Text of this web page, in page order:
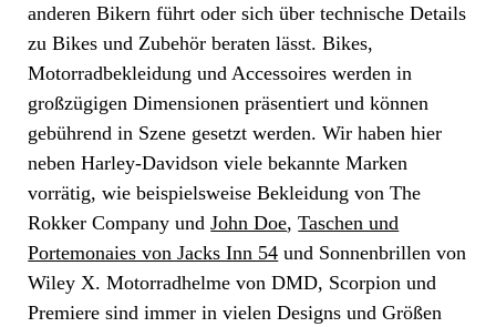
anderen Bikern führt oder sich über technische Details
zu Bikes und Zubehör beraten lässt. Bikes,
Motorradbekleidung und Accessoires werden in
großzügigen Dimensionen präsentiert und können
gebührend in Szene gesetzt werden. Wir haben hier
neben Harley-Davidson viele bekannte Marken
vorrätig, wie beispielsweise Bekleidung von The
Rokker Company undJohn Doe,Taschen und
Portemonaies von Jacks Inn 54 und Sonnenbrillen von
Wiley X. Motorradhelme von DMD, Scorpion und
Premiere sind immer in vielen Designs und Größen